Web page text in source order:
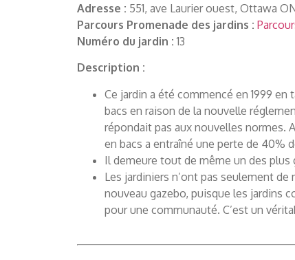
Adresse : 551, ave Laurier ouest, Ottawa
Parcours Promenade des jardins :
Numéro du jardin : 13
Description :
Ce jardin a été commencé en 1999
bacs en raison de la nouvelle
répondait pas aux nouvelles normes.
en bacs a entraîné une perte de 40%
Il demeure tout de même un des
Les jardiniers n’ont pas seulement
nouveau gazebo, puisque les jardins
pour une communauté. C’est un